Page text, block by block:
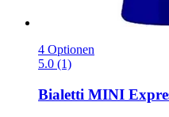
4 Optionen
5.0 (1)
Bialetti MINI